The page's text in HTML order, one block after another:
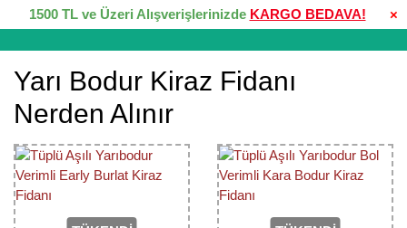
×
1500 TL ve Üzeri Alışverişlerinizde KARGO BEDAVA!
Yarı Bodur Kiraz Fidanı
Nerden Alınır